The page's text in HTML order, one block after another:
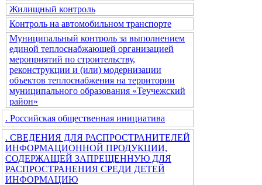
Жилищный контроль
Контроль на автомобильном транспорте
Муниципальный контроль за выполнением
единой теплоснабжающей организацией
мероприятий по строительству,
реконструкции и (или) модернизации
объектов теплоснабжения на территории
муниципального образования «Теучежский
район»
. Российская общественная инициатива
. СВЕДЕНИЯ ДЛЯ РАСПРОСТРАНИТЕЛЕЙ
ИНФОРМАЦИОННОЙ ПРОДУКЦИИ,
СОДЕРЖАЩЕЙ ЗАПРЕЩЕННУЮ ДЛЯ
РАСПРОСТРАНЕНИЯ СРЕДИ ДЕТЕЙ
ИНФОРМАЦИЮ